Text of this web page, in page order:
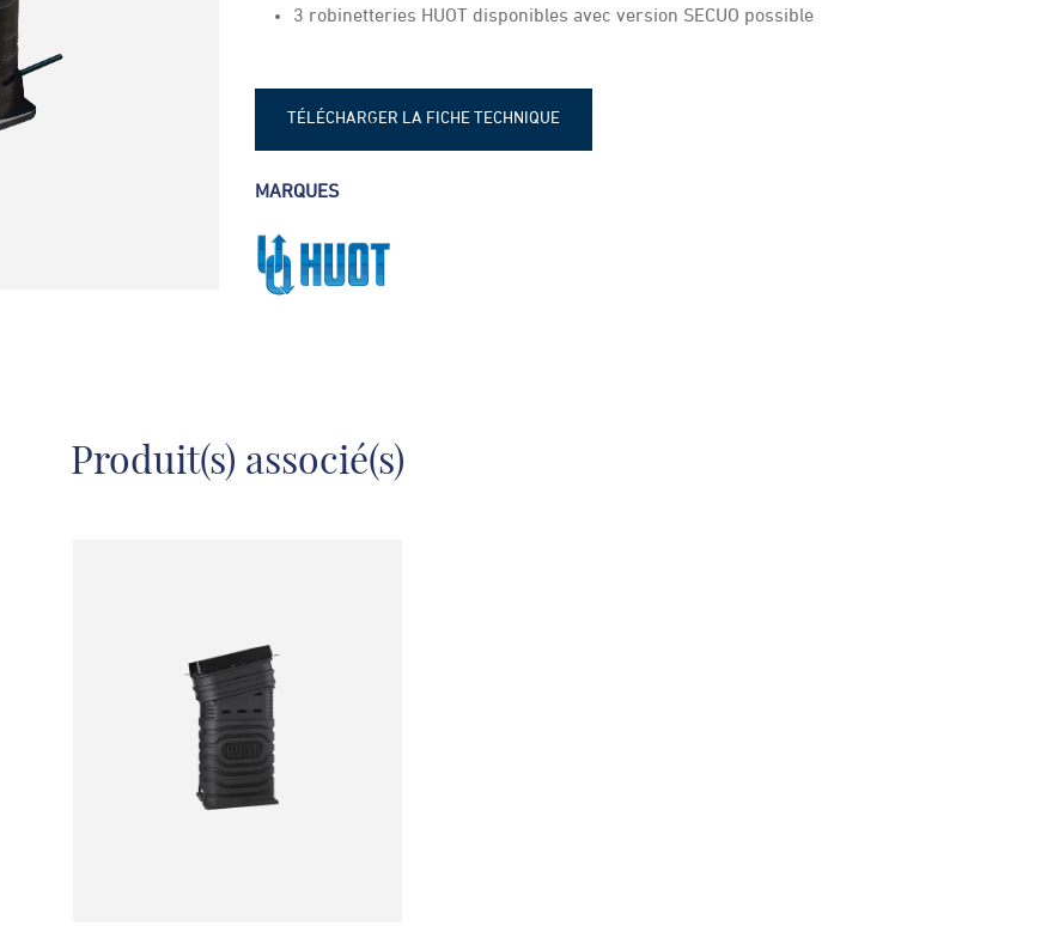
3 robinetteries HUOT disponibles avec version SECUO possible
TÉLÉCHARGER LA FICHE TECHNIQUE
MARQUES
Produit(s) associé(s)